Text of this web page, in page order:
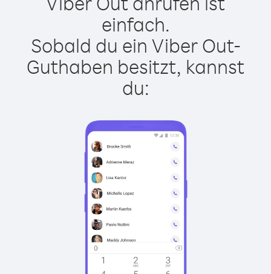
einfach.
Sobald du ein Viber Out-
Guthaben besitzt, kannst
du: